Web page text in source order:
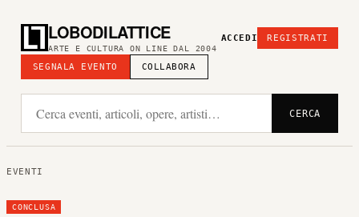
LOBODILATTICE
ARTE E CULTURA ON LINE DAL 2004
SEGNALA EVENTO COLLABORA
ACCEDI REGISTRATI
CERCA
EVENTI
CONCLUSA